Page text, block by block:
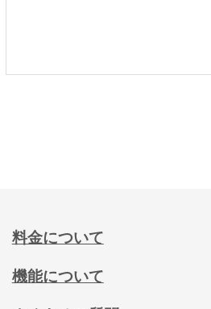
料金について
機能について